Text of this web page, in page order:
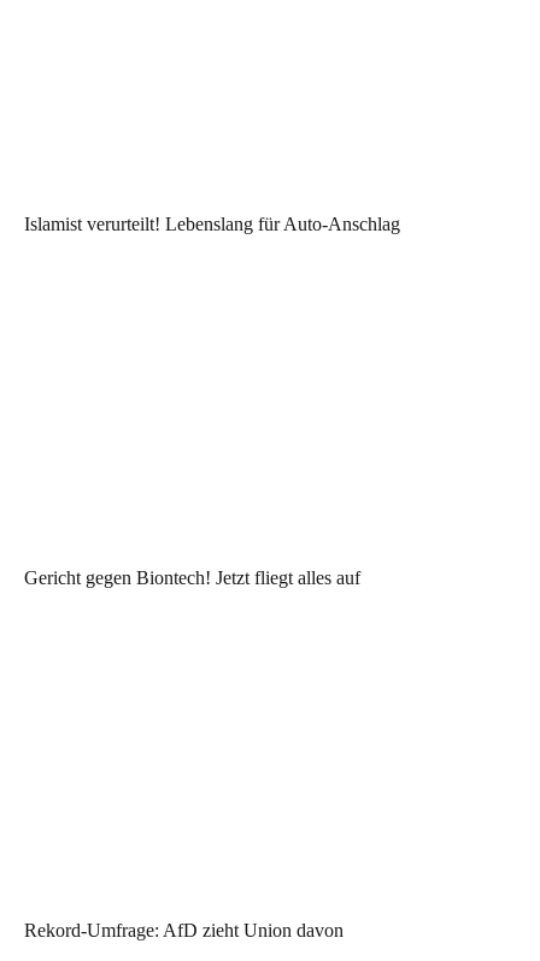
Islamist verurteilt! Lebenslang für Auto-Anschlag
Gericht gegen Biontech! Jetzt fliegt alles auf
Rekord-Umfrage: AfD zieht Union davon